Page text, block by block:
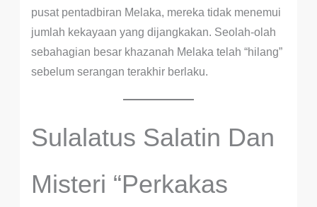
pusat pentadbiran Melaka, mereka tidak menemui
jumlah kekayaan yang dijangkakan. Seolah-olah
sebahagian besar khazanah Melaka telah “hilang”
sebelum serangan terakhir berlaku.
Sulalatus Salatin Dan
Misteri “Perkakas